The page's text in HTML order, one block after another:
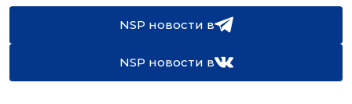
NSP новости в
NSP новости в